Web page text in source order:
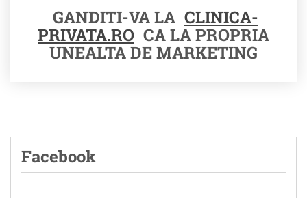
GANDITI-VA LA CLINICA-
PRIVATA.RO CA LA PROPRIA
UNEALTA DE MARKETING
Facebook